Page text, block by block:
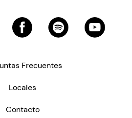
Frecuentes
Locales
Contacto